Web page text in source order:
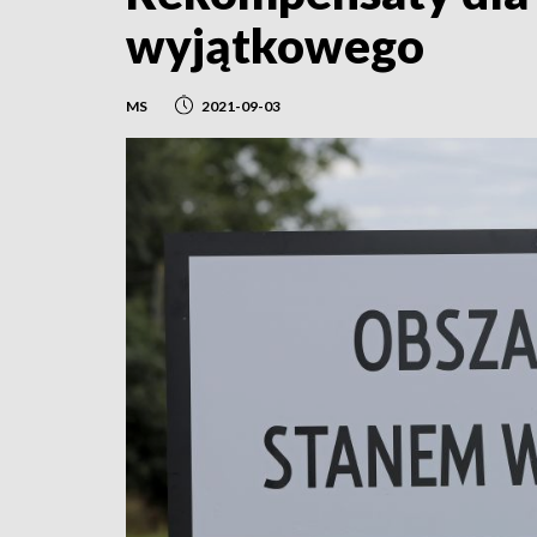
wyjątkowego
MS 2021-09-03